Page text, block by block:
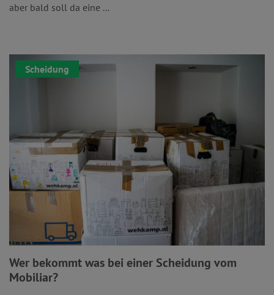
aber bald soll da eine ...
Scheidung
Wer bekommt was bei einer Scheidung vom
Mobiliar?